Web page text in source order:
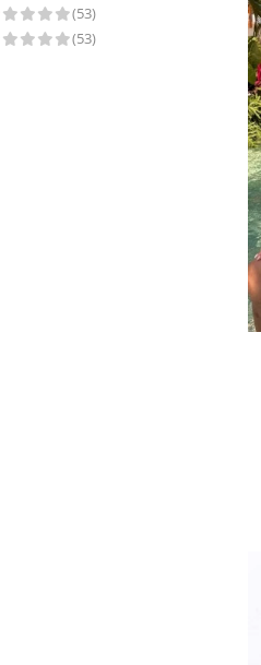
(53)
(53)